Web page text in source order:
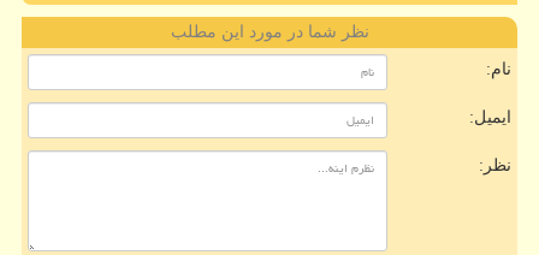
نظر شما در مورد این مطلب
نام:
ایمیل:
نظر: